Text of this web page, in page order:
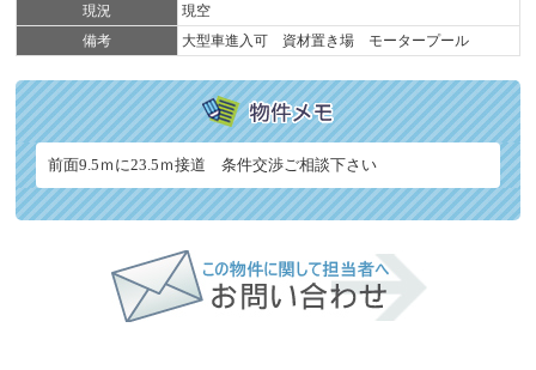
現況
現空
備考
大型車進入可 資材置き場 モータープール
前面9.5ｍに23.5ｍ接道 条件交渉ご相談下さい